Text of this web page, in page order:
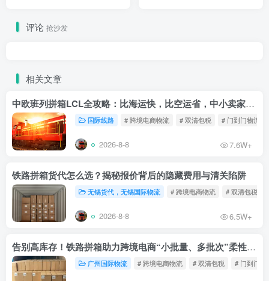
评论 抢沙发
相关文章
中欧班列拼箱LCL全攻略：比海运快，比空运省，中小卖家的物流新宠！
国际线路 # 跨境电商物流 # 双清包税 # 门到门物流
2026-8-8 7.6W+
铁路拼箱货代怎么选？揭秘报价背后的隐藏费用与清关陷阱
无锡货代，无锡国际物流 # 跨境电商物流 # 双清包税
2026-8-8 6.5W+
告别高库存！铁路拼箱助力跨境电商“小批量、多批次”柔性补货
广州国际物流 # 跨境电商物流 # 双清包税 # 门到门物